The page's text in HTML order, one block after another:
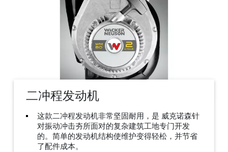
二冲程发动机
这款二冲程发动机非常坚固耐用，是 威克诺森针
对振动冲击夯所面对的复杂建筑工地专门开发
的。简单的发动机结构使维护变得轻松，并节省
了配件成本。